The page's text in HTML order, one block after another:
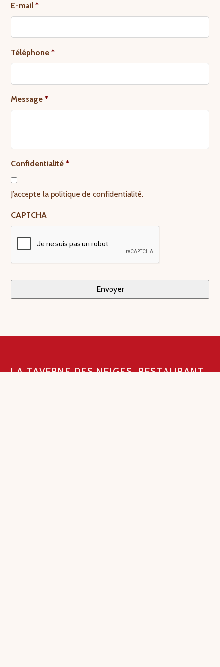
E-mail *
Téléphone *
Message *
Confidentialité *
J’accepte la politique de confidentialité.
CAPTCHA
LA TAVERNE DES NEIGES, RESTAURANT